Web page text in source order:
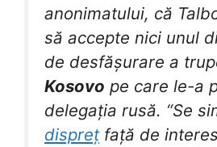
anonimatului, că
să accepte nici unul
de desfășurare a
Kosovo pe care le-a
delegația rusă. “Se
disprețfață de